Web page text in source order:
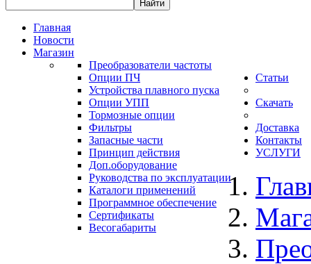
Главная
Новости
Магазин
Преобразователи частоты
Опции ПЧ
Устройства плавного пуска
Опции УПП
Тормозные опции
Фильтры
Запасные части
Статьи
Принцип действия
Доп.оборудование
Скачать
Руководства по эксплуатации
Каталоги применений
Программное обеспечение
Сертификаты
Весогабариты
Доставка
Контакты
УСЛУГИ